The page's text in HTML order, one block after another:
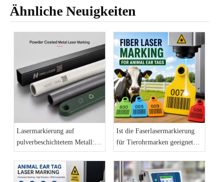
Ähnliche Neuigkeiten
Lasermarkierung auf
pulverbeschichtetem Metall:
Eine dauerhafte
Kennzeichnungslösung für
Industrieprodukte
Ist die Faserlasermarkierung
für Tierohrmarken geeignet?
Ein praktischer Leitfaden für
Hersteller